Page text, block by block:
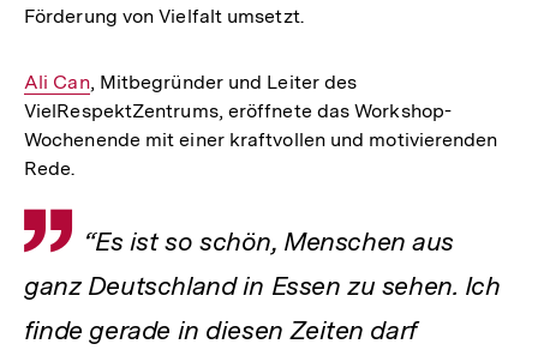
Förderung von Vielfalt umsetzt.
Interner
Link:
Ali Can, Mitbegründer und Leiter des
VielRespektZentrums, eröffnete das Workshop-
Wochenende mit einer kraftvollen und motivierenden
Rede.
Zitat
“Es ist so schön, Menschen aus
ganz Deutschland in Essen zu sehen. Ich
finde gerade in diesen Zeiten darf